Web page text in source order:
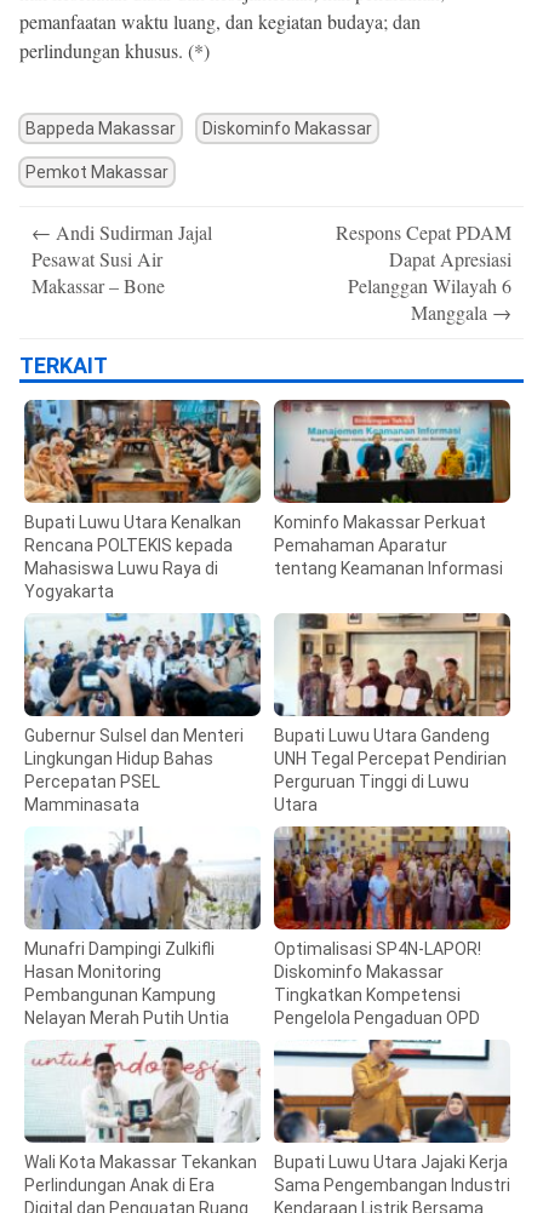
pemanfaatan waktu luang, dan kegiatan budaya; dan
perlindungan khusus. (*)
Bappeda Makassar Diskominfo Makassar
Pemkot Makassar
navigation
← Andi Sudirman Jajal
Pesawat Susi Air
Makassar – Bone
Respons Cepat PDAM
Dapat Apresiasi
Pelanggan Wilayah 6
Manggala →
TERKAIT
Bupati Luwu Utara Kenalkan
Rencana POLTEKIS kepada
Mahasiswa Luwu Raya di
Yogyakarta
Kominfo Makassar Perkuat
Pemahaman Aparatur
tentang Keamanan Informasi
Gubernur Sulsel dan Menteri
Lingkungan Hidup Bahas
Percepatan PSEL
Mamminasata
Bupati Luwu Utara Gandeng
UNH Tegal Percepat Pendirian
Perguruan Tinggi di Luwu
Utara
Munafri Dampingi Zulkifli
Hasan Monitoring
Pembangunan Kampung
Nelayan Merah Putih Untia
Optimalisasi SP4N-LAPOR!
Diskominfo Makassar
Tingkatkan Kompetensi
Pengelola Pengaduan OPD
Wali Kota Makassar Tekankan
Perlindungan Anak di Era
Digital dan Penguatan Ruang
Bupati Luwu Utara Jajaki Kerja
Sama Pengembangan Industri
Kendaraan Listrik Bersama